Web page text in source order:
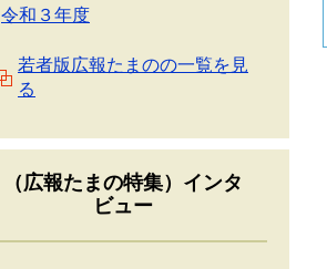
令和３年度
若者版広報たまのの一覧を見
る
（広報たまの特集）インタ
ビュー